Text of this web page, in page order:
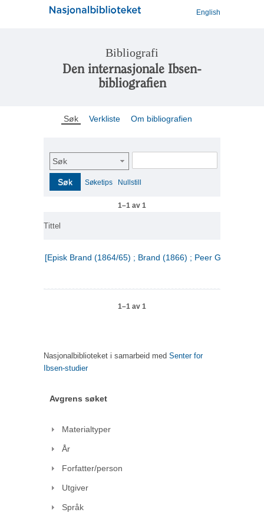
English
Bibliografi
Den internasjonale Ibsen-
bibliografien
Søk Verkliste Om bibliografien
Søk
Søk Søketips Nullstill
1–1 av 1
Tittel
[Episk Brand (1864/65) ; Brand (1866) ; Peer Gynt (1867)]
1–1 av 1
Nasjonalbiblioteket i samarbeid med Senter for
Ibsen-studier
Avgrens søket
Materialtyper
År
Forfatter/person
Utgiver
Språk